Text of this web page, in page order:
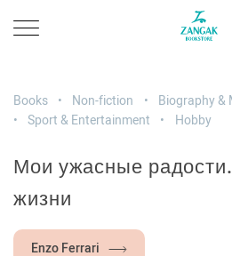
Books Non-fiction
Biography &
Sport & Entertainment
Hobby
Мои ужасные
жизни
Enzo Ferrari